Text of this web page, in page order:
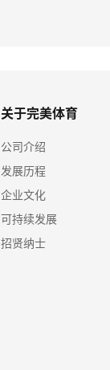
关于完美体育
公司介绍
发展历程
企业文化
可持续发展
招贤纳士